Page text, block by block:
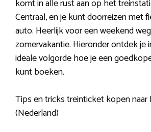
komt in alle rust aan op het
Centraal, en je kunt doorreizen met
auto. Heerlijk voor een weekend
zomervakantie. Hieronder ontdek je
ideale volgorde hoe je een
kunt boeken.
Tips en tricks treinticket kopen naar
(Nederland)